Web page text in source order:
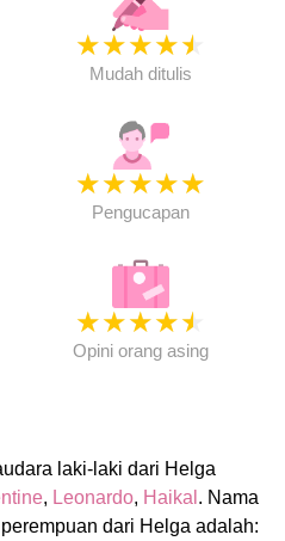
★★★★★
Mudah ditulis
★★★★★
Pengucapan
★★★★★
Opini orang asing
laki-laki dari Helga
, Leonardo, Haikal . Nama
dari Helga adalah: